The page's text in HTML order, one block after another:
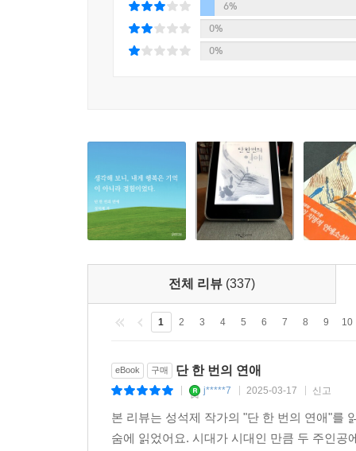
6%
0%
0%
전체 리뷰 (337)
1 2 3 4 5 6 7 8 9 10
eBook 구매 단 한 번의 연애
j*****7 2025-03-17 신고
본 리뷰는 성석제 작가의 "단 한 번의 연애"를
숨에 읽었어요. 시대가 시대인 만큼 두 주인